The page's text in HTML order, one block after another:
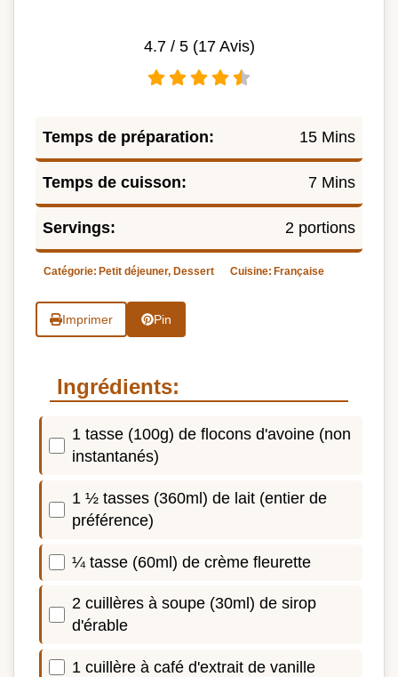
4.7/ 5 (17Avis)
Temps de préparation: 15 Mins
Temps de cuisson: 7 Mins
Servings: 2 portions
Catégorie: Petit déjeuner, Dessert Cuisine: Française
Imprimer Pin
Ingrédients:
1 tasse (100g) de flocons d'avoine (non
instantanés)
1 ½ tasses (360ml) de lait (entier de
préférence)
¼ tasse (60ml) de crème fleurette
2 cuillères à soupe (30ml) de sirop
d'érable
1 cuillère à café d'extrait de vanille